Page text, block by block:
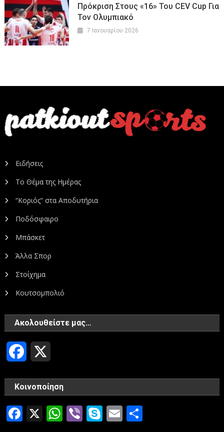
Πρόκριση Στους «16» Του CEV Cup Για
Τον Ολυμπιακό
7 Ιανουαρίου 2026
Ειδήσεις
Το Θέμα της Ημέρας
“Κοριός” στα Αποδυτήρια
Ποδόσφαιρο
Μπάσκετ
Άλλα Σπορ
Στοίχημα
Κουτσομπολιό
Ακολουθείστε μας…
Facebook
Κοινοποίηση
Facebook
X WhatsApp
ViberSkype
Email